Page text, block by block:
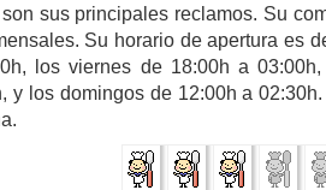
sus principales reclamos. Su
Su horario de apertura es
los viernes de 18:00h a
y los domingos de 12:00h a